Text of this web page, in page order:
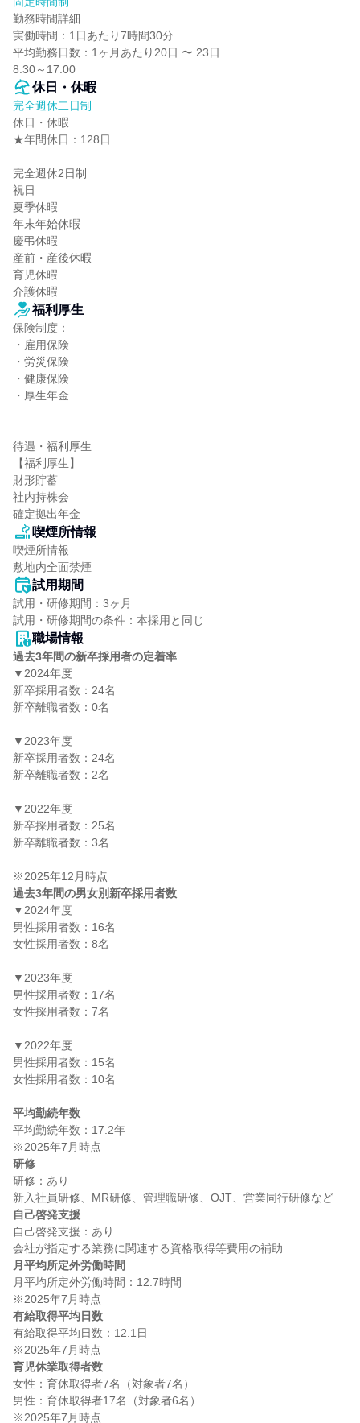
勤務時間詳細
実働時間：1日あたり7時間30分
平均勤務日数：1ヶ月あたり20日 〜 23日
8:30～17:00
休日・休暇
完全週休二日制
休日・休暇
★年間休日：128日
完全週休2日制
祝日
夏季休暇
年末年始休暇
慶弔休暇
産前・産後休暇
育児休暇
介護休暇
福利厚生
保険制度：
・雇用保険
・労災保険
・健康保険
・厚生年金
待遇・福利厚生
【福利厚生】
財形貯蓄
社内持株会
確定拠出年金
喫煙所情報
喫煙所情報
敷地内全面禁煙
試用期間
試用・研修期間：3ヶ月
職場情報
過去3年間の新卒採用者の定着率
▼2024年度
新卒採用者数：24名
新卒離職者数：0名
▼2023年度
新卒採用者数：24名
新卒離職者数：2名
▼2022年度
新卒採用者数：25名
新卒離職者数：3名
過去3年間の男女別新卒採用者数
▼2024年度
男性採用者数：16名
女性採用者数：8名
▼2023年度
男性採用者数：17名
女性採用者数：7名
▼2022年度
男性採用者数：15名
女性採用者数：10名
平均勤続年数
平均勤続年数：17.2年
研修
研修：あり
自己啓発支援
自己啓発支援：あり
月平均所定外労働時間
月平均所定外労働時間：12.7時間
有給取得平均日数
有給取得平均日数：12.1日
育児休業取得者数
女性：育休取得者7名（対象者7名）
男性：育休取得者17名（対象者6名）